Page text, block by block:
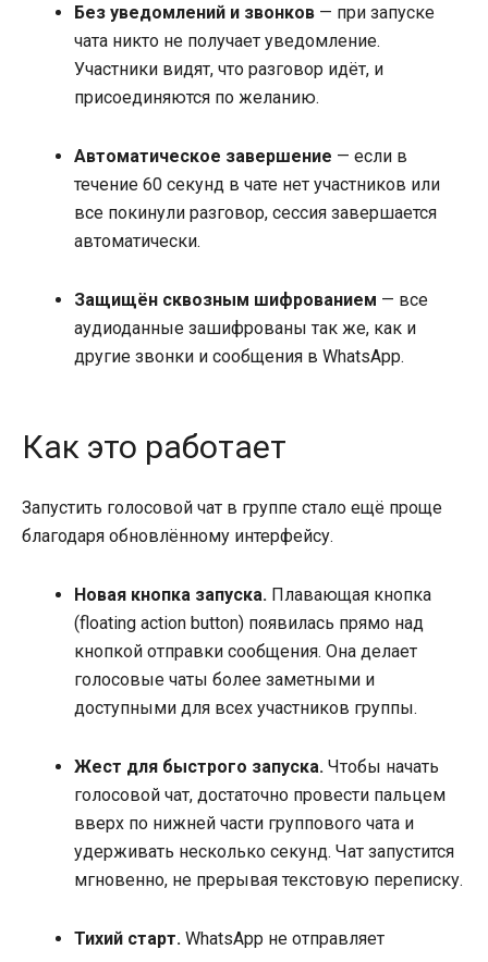
Без уведомлений и звонков — при запуске
чата никто не получает уведомление.
Участники видят, что разговор идёт, и
присоединяются по желанию.
Автоматическое завершение — если в
течение 60 секунд в чате нет участников или
все покинули разговор, сессия завершается
автоматически.
Защищён сквозным шифрованием — все
аудиоданные зашифрованы так же, как и
другие звонки и сообщения в WhatsApp.
Как это работает
Запустить голосовой чат в группе стало ещё проще
благодаря обновлённому интерфейсу.
Новая кнопка запуска. Плавающая кнопка
(floating action button) появилась прямо над
кнопкой отправки сообщения. Она делает
голосовые чаты более заметными и
доступными для всех участников группы.
Жест для быстрого запуска. Чтобы начать
голосовой чат, достаточно провести пальцем
вверх по нижней части группового чата и
удерживать несколько секунд. Чат запустится
мгновенно, не прерывая текстовую переписку.
Тихий старт. WhatsApp не отправляет